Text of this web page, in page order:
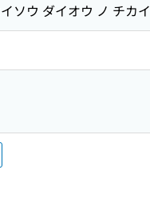
ソウ ダイオウ ノ チカイ